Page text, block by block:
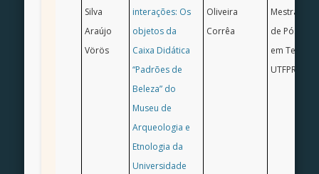
Silva
Araújo
Vörös
interações: Os
objetos da
Caixa Didática
“Padrões de
Beleza” do
Museu de
Arqueologia e
Etnologia da
Universidade
Oliveira
Corrêa
Mestrado/
de Pós-
em
UTFPR